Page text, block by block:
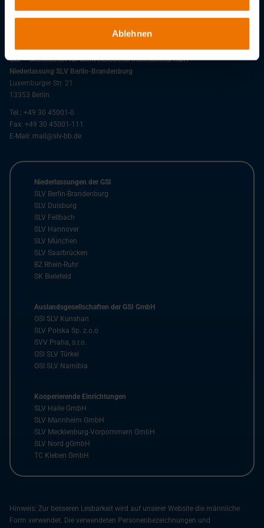
Ablehnen
Downloads
GSI – Gesellschaft für Schweißtechnik International mbH
Niederlassung SLV Berlin-Brandenburg
Luxemburger Str. 21
13353 Berlin
Tel.: +49 30 45001-0
Fax: +49 30 45001-111
E-Mail: mail@slv-bb.de
Niederlassungen der GSI
SLV Berlin-Brandenburg
SLV Duisburg
SLV Fellbach
SLV Hannover
SLV München
SLV Saarbrücken
BZ Rhein-Ruhr
SK Bielefeld
Auslandsgesellschaften der GSI GmbH
GSI SLV Kunshan
SLV Polska Sp. z.o.o
SVV Praha, s.r.o.
GSI SLV Türkei
GSI SLV Namibia
Kooperierende Einrichtungen
SLV Halle GmbH
SLV Mannheim GmbH
SLV Mecklenburg-Vorpommern GmbH
SLV Nord gGmbH
TC Kleben GmbH
Hinweis: Zur besseren Lesbarkeit wird auf unserer Website die männliche
Form verwendet. Die verwendeten Personenbezeichnungen und